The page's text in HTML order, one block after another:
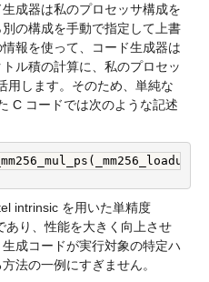
成器は私のプロセッサ構成を
の構成を手動で指定して上書
報を使って、コード生成器は
ル積の計算に、私のプロセッ
用します。そのため、単純な
C コードでは次のような記述
intrinsic を用いた単精度
あり、性能を大きく向上させ
成コードが実行対象の特定ハ
法の一例にすぎません。